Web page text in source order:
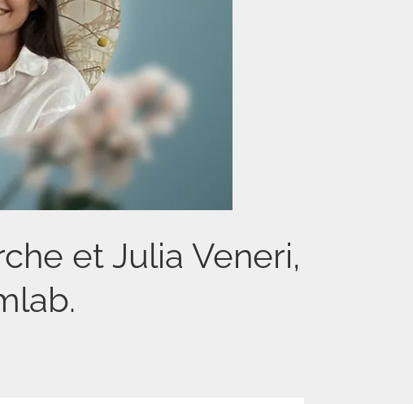
et Julia Veneri,